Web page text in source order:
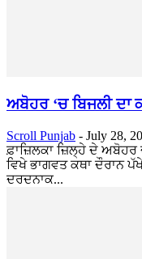
ਅਬੋਹਰ ‘ਚ ਬਿਜਲੀ ਦਾ
Scroll Punjab - July 28,
ਫ਼ਾਜ਼ਿਲਕਾ ਜ਼ਿਲ੍ਹੇ ਦੇ ਅਬੋਹਰ
ਵਿਖੇ ਭਾਗਵਤ ਕਥਾ ਦੌਰਾਨ
ਦਰਦਨਾਕ...